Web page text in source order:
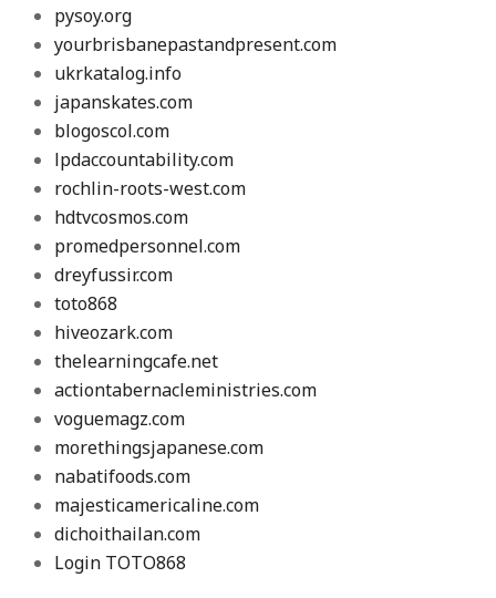
pysoy.org
yourbrisbanepastandpresent.com
ukrkatalog.info
japanskates.com
blogoscol.com
lpdaccountability.com
rochlin-roots-west.com
hdtvcosmos.com
promedpersonnel.com
dreyfussir.com
toto868
hiveozark.com
thelearningcafe.net
actiontabernacleministries.com
voguemagz.com
morethingsjapanese.com
nabatifoods.com
majesticamericaline.com
dichoithailan.com
Login TOTO868